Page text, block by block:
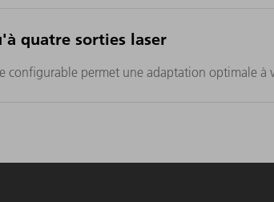
quatre sorties laser
configurable permet une adaptation optimale à